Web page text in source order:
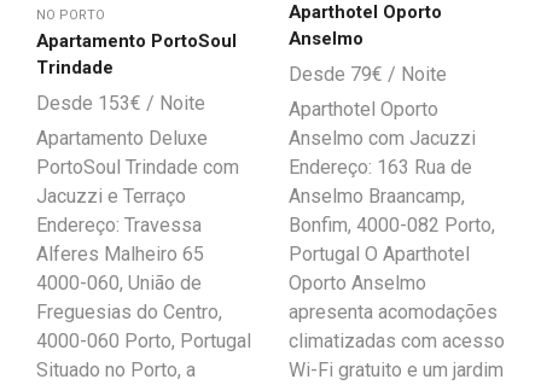
NO PORTO
Apartamento PortoSoul
Trindade
153€
Apartamento Deluxe
PortoSoul Trindade com
Jacuzzi e Terraço
Endereço: Travessa
Alferes Malheiro 65
4000-060, União de
Freguesias do Centro,
4000-060 Porto, Portugal
Situado no Porto, a
Aparthotel Oporto
Anselmo
79€
Aparthotel Oporto
Anselmo com Jacuzzi
Endereço: 163 Rua de
Anselmo Braancamp,
Bonfim, 4000-082 Porto,
Portugal O Aparthotel
Oporto Anselmo
apresenta acomodações
climatizadas com acesso
Wi-Fi gratuito e um jardim